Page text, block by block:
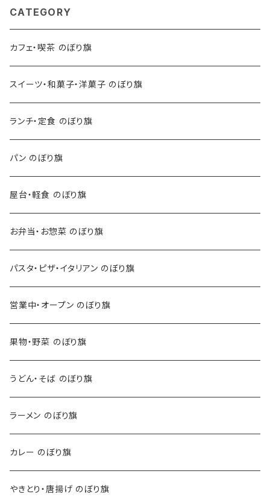
CATEGORY
カフェ・喫茶 のぼり旗
スイーツ・和菓子・洋菓子 のぼり旗
ランチ・定食 のぼり旗
パン のぼり旗
屋台・軽食 のぼり旗
お弁当・お惣菜 のぼり旗
パスタ・ピザ・イタリアン のぼり旗
営業中・オープン のぼり旗
果物・野菜 のぼり旗
うどん・そば のぼり旗
ラーメン のぼり旗
カレー のぼり旗
やきとり・唐揚げ のぼり旗